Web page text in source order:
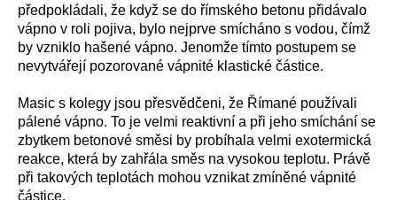
předpokládali, že když se do římského betonu přidávalo
vápno v roli pojiva, bylo nejprve smícháno s vodou, čímž
by vzniklo hašené vápno. Jenomže tímto postupem se
nevytvářejí pozorované vápnité klastické částice.
Masic s kolegy jsou přesvědčeni, že Římané používali
pálené vápno. To je velmi reaktivní a při jeho smíchání se
zbytkem betonové směsi by probíhala velmi exotermická
reakce, která by zahřála směs na vysokou teplotu. Právě
při takových teplotách mohou vznikat zmíněné vápnité
částice.